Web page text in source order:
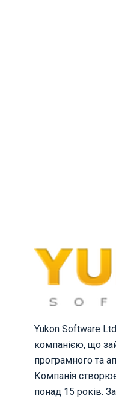
Yukon Software
компанією, що
програмного та
Компанія
понад 15 років.